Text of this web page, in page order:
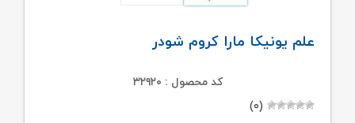
علم یونیکا مارا کروم شودر
کد محصول : ۳۲۹۲۰
(۰)